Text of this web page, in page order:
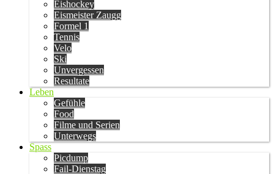
Eishockey
Eismeister Zaugg
Formel 1
Tennis
Velo
Ski
Unvergessen
Resultate
Leben
Gefühle
Food
Filme und Serien
Unterwegs
Spass
Picdump
Fail-Dienstag